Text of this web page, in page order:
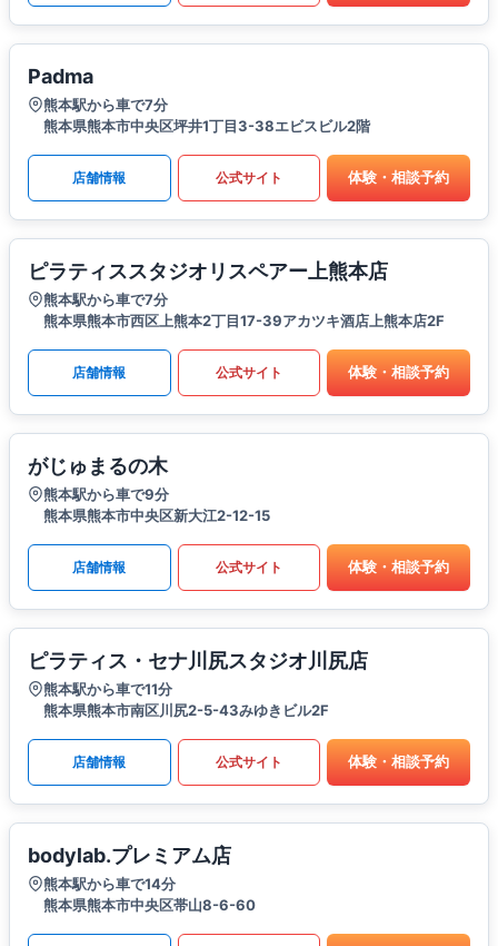
Padma
熊本駅から車で7分
熊本県熊本市中央区坪井1丁目3-38エビスビル2階
店舗情報 公式サイト 体験・相談予約
ピラティススタジオリスペアー上熊本店
熊本駅から車で7分
熊本県熊本市西区上熊本2丁目17-39アカツキ酒店上熊本店2F
店舗情報 公式サイト 体験・相談予約
がじゅまるの木
熊本駅から車で9分
熊本県熊本市中央区新大江2-12-15
店舗情報 公式サイト 体験・相談予約
ピラティス・セナ川尻スタジオ川尻店
熊本駅から車で11分
熊本県熊本市南区川尻2-5-43みゆきビル2F
店舗情報 公式サイト 体験・相談予約
bodylab.プレミアム店
熊本駅から車で14分
熊本県熊本市中央区帯山8-6-60